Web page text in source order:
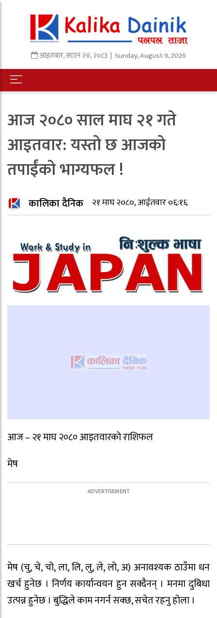
आइतबार,साउन२४,२०८३ | Sunday, August 9, 2026
आज २०८० साल माघ २१ गते
आइतवार: यस्तो छ आजको
तपाईंको भाग्यफल !
कालिका दैनिक २१ माघ २०८०, आईतवार ०६:१६
आज – २१ माघ २०८० आइतवारको राशिफल
मेष
मेष (चु, चे, चो, ला, लि, लु, ले, लो, अ) अनावश्यक ठाउँमा धन
खर्च हुनेछ । निर्णय कार्यान्वयन हुन सक्दैनन् । मनमा दुबिधा
उत्पन्न हुनेछ । बुद्धिले काम नगर्न सक्छ, सचेत रहनु होला ।